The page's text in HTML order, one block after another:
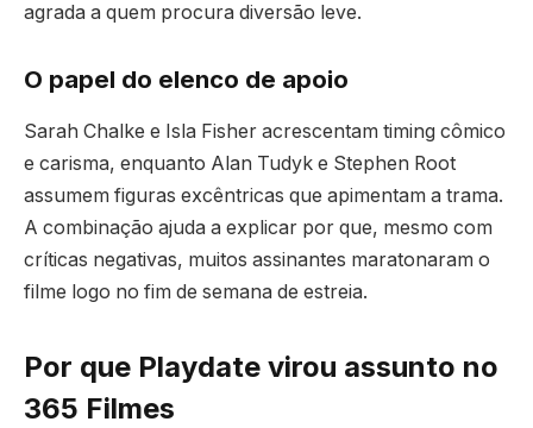
agrada a quem procura diversão leve.
O papel do elenco de apoio
Sarah Chalke e Isla Fisher acrescentam timing cômico
e carisma, enquanto Alan Tudyk e Stephen Root
assumem figuras excêntricas que apimentam a trama.
A combinação ajuda a explicar por que, mesmo com
críticas negativas, muitos assinantes maratonaram o
filme logo no fim de semana de estreia.
Por que Playdate virou assunto no
365 Filmes